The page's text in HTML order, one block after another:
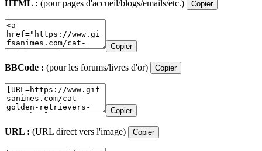
HTML : (pour pages d'accueil/blogs/emails/etc.) Copier
Copier
BBCode : (pour les forums/livres d'or) Copier
Copier
URL : (URL direct vers l'image) Copier